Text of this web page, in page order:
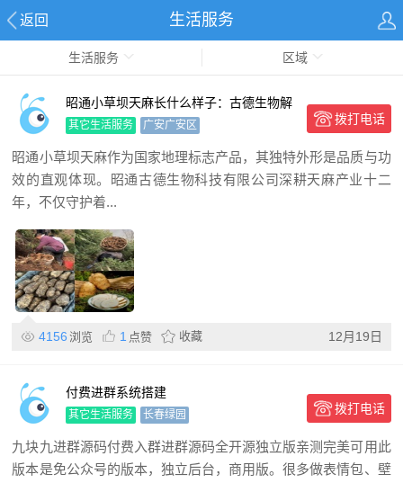
返回 生活服务
生活服务 区域
昭通小草坝天麻长什么样子：古德生物解
锁道地天麻的形态密码
其它生活服务 广安广安区 拨打电话
昭通小草坝天麻作为国家地理标志产品，其独特外形是品质与功
效的直观体现。昭通古德生物科技有限公司深耕天麻产业十二
年，不仅守护着...
4156 浏览 1 点赞 收藏 12月19日
付费进群系统搭建
其它生活服务 长春绿园 拨打电话
九块九进群源码付费入群进群源码全开源独立版亲测完美可用此
版本是免公众号的版本，独立后台，商用版。很多做表情包、壁